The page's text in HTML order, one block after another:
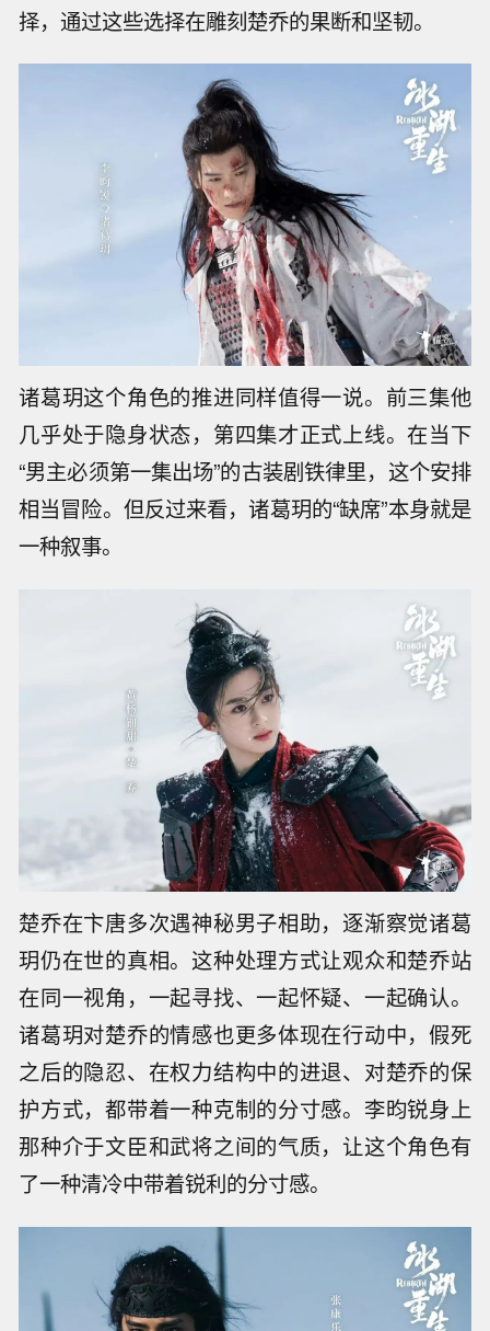
择，通过这些选择在雕刻楚乔的果断和坚韧。
诸葛玥这个角色的推进同样值得一说。前三集他
几乎处于隐身状态，第四集才正式上线。在当下
“男主必须第一集出场”的古装剧铁律里，这个安排
相当冒险。但反过来看，诸葛玥的“缺席”本身就是
一种叙事。
楚乔在卞唐多次遇神秘男子相助，逐渐察觉诸葛
玥仍在世的真相。这种处理方式让观众和楚乔站
在同一视角，一起寻找、一起怀疑、一起确认。
诸葛玥对楚乔的情感也更多体现在行动中，假死
之后的隐忍、在权力结构中的进退、对楚乔的保
护方式，都带着一种克制的分寸感。李昀锐身上
那种介于文臣和武将之间的气质，让这个角色有
了一种清冷中带着锐利的分寸感。